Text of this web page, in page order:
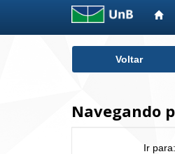
Voltar
Navegando
Ir para: